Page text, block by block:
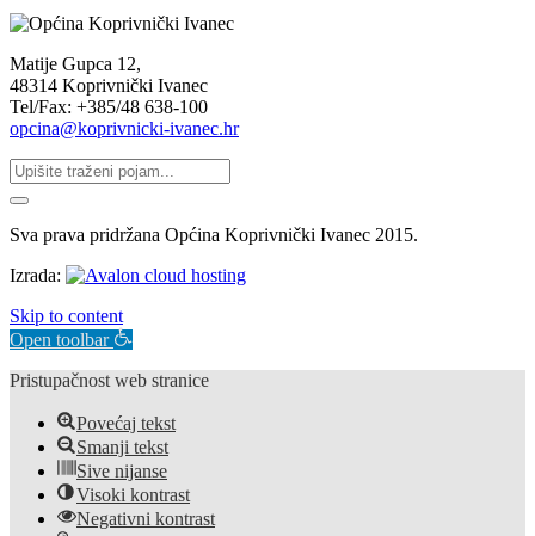
Matije Gupca 12,
48314 Koprivnički Ivanec
Tel/Fax: +385/48 638-100
opcina@koprivnicki-ivanec.hr
Sva prava pridržana Općina Koprivnički Ivanec 2015.
Izrada:
Skip to content
Open toolbar
Pristupačnost web stranice
Povećaj tekst
Smanji tekst
Sive nijanse
Visoki kontrast
Negativni kontrast